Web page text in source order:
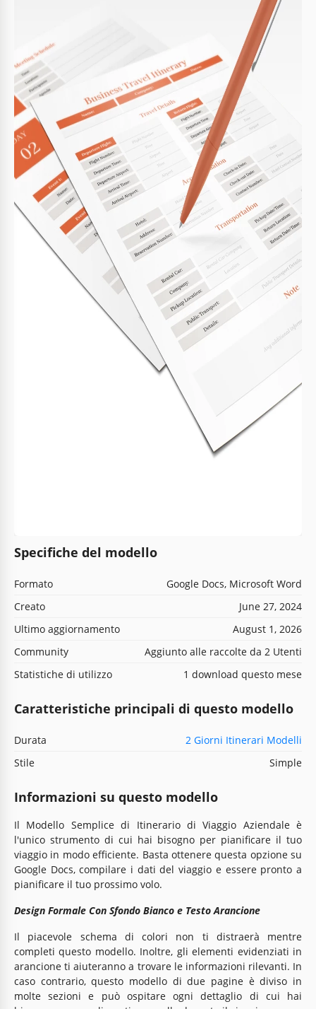
Specifiche del modello
Formato
Google Docs, Microsoft Word
Creato
June 27, 2024
Ultimo aggiornamento
August 1, 2026
Community
Aggiunto alle raccolte da 2 Utenti
Statistiche di utilizzo
1 download questo mese
Caratteristiche principali di questo modello
Durata
2 Giorni Itinerari Modelli
Stile
Simple
Informazioni su questo modello
Il Modello Semplice di Itinerario di Viaggio Aziendale è
l'unico strumento di cui hai bisogno per pianificare il tuo
viaggio in modo efficiente. Basta ottenere questa opzione su
Google Docs, compilare i dati del viaggio e essere pronto a
pianificare il tuo prossimo volo.
Design Formale Con Sfondo Bianco e Testo Arancione
Il piacevole schema di colori non ti distraerà mentre
completi questo modello. Inoltre, gli elementi evidenziati in
arancione ti aiuteranno a trovare le informazioni rilevanti. In
caso contrario, questo modello di due pagine è diviso in
molte sezioni e può ospitare ogni dettaglio di cui hai